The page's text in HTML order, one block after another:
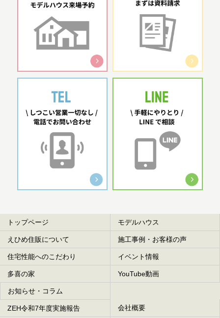
トップページ モデルハウス
えひめ住販について 施工事例・お客様の声
住宅性能へのこだわり イベント情報
多喜の家 YouTube動画
お知らせ・コラム
ZEH令和7年度実施報告 会社概要